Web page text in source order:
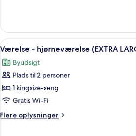
River
View
Room
Indlæs
alle
billeder
af
Værelse
-
hjørneværelse
(EXTRA
Et
8
Værelse - hjørneværelse (EXTRA
Byudsigt
Plads til 2 personer
1 kingsize-seng
Gratis Wi-Fi
Flere oplysninger
Flere